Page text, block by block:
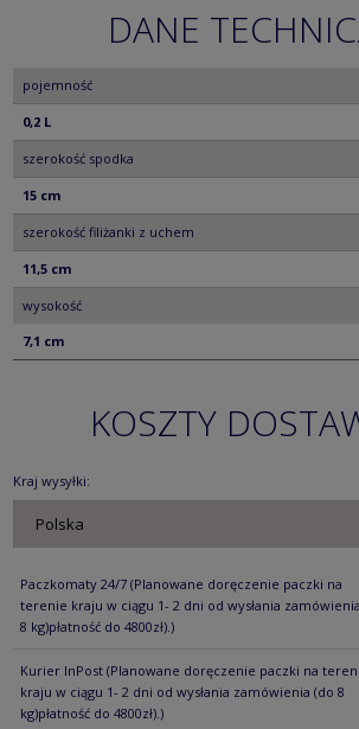
DANE
pojemność
0,2 L
szerokość spodka
15 cm
szerokość filiżanki z uchem
11,5 cm
wysokość
7,1 cm
KOSZTY
Kraj wysyłki:
Paczkomaty 24/7 (Planowane doręczenie paczki na
terenie kraju w ciągu 1- 2 dni od wysłania
8 kg)płatność do 4800zł).)
Kurier InPost (Planowane doręczenie paczki na
kraju w ciągu 1- 2 dni od wysłania zamówienia (do 8
kg)płatność do 4800zł).)